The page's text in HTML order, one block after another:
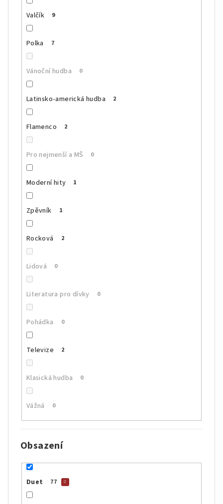
Valčík 9
Polka 7
Vánoční hudba 0
Latinsko-americká hudba 2
Flamenco 2
Pro nejmenší a MŠ 0
Moderní hity 1
Zpěvník 1
Rocková 2
Lidová 0
Literatura pro dívky 0
Pohádka 0
Televize 2
Klasická hudba 0
Vážná 0
Obsazení
Duet 77